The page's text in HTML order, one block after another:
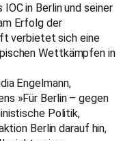
in Berlin und seiner
Erfolg der
verbietet sich eine
Wettkämpfen in
Engelmann,
»Für Berlin – gegen
Politik,
Berlin darauf hin,